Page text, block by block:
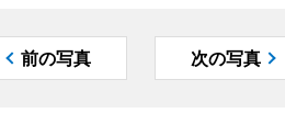
前の写真 次の写真